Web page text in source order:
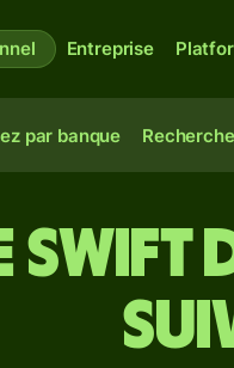
Entreprise
par banque
Swift